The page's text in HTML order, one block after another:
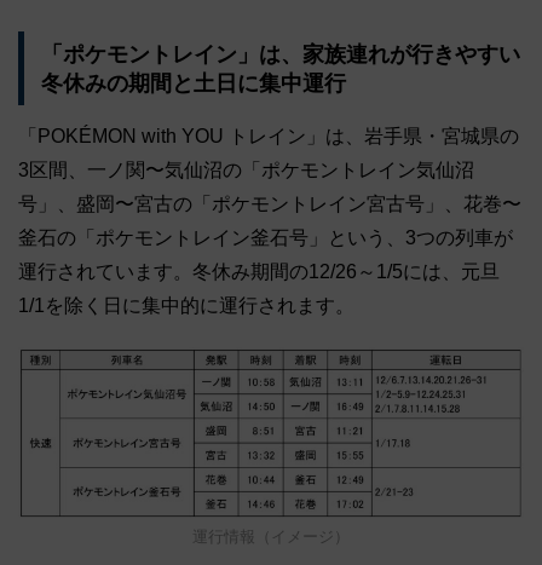
「ポケモントレイン」は、家族連れが行きやすい
冬休みの期間と土日に集中運行
「POKÉMON with YOU トレイン」は、岩手県・宮城県の
3区間、一ノ関〜気仙沼の「ポケモントレイン気仙沼
号」、盛岡〜宮古の「ポケモントレイン宮古号」、花巻〜
釜石の「ポケモントレイン釜石号」という、3つの列車が
運行されています。冬休み期間の12/26～1/5には、元旦
1/1を除く日に集中的に運行されます。
運行情報（イメージ）